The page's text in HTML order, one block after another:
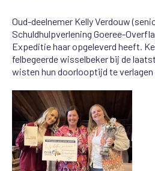
Oud-deelnemer Kelly Verdouw
Schuldhulpverlening Goeree-
Expeditie haar opgeleverd heeft.
felbegeerde wisselbeker bij de
wisten hun doorlooptijd te verlagen